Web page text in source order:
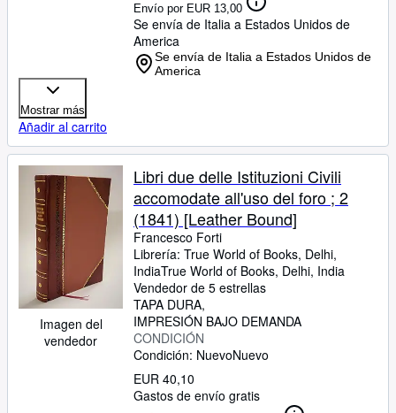
Envío por EUR 13,00
Se envía de Italia a Estados Unidos de
America
Se envía de Italia a Estados Unidos de
America
Mostrar más
Añadir al carrito
Imagen del
vendedor
Libri due delle Istituzioni Civili
accomodate all'uso del foro ; 2
(1841) [Leather Bound]
Francesco Forti
Librería: True World of Books, Delhi,
IndiaTrue World of Books, Delhi, India
Vendedor de 5 estrellas
TAPA DURA
IMPRESIÓN BAJO DEMANDA
CONDICIÓN
Condición: NuevoNuevo
EUR 40,10
Gastos de envío gratis